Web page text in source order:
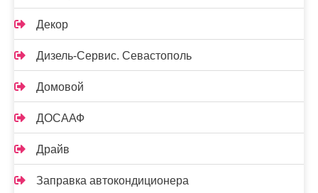
Декор
Дизель-Сервис. Севастополь
Домовой
ДОСААФ
Драйв
Заправка автокондиционера